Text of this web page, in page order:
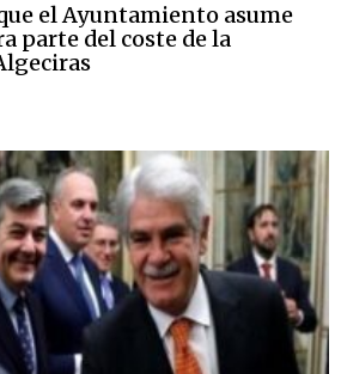
el Ayuntamiento asume
parte del coste de la